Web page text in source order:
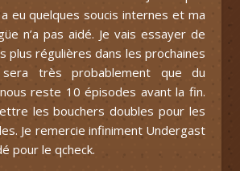
eu quelques soucis internes et ma
n’a pas aidé. Je vais essayer de
plus régulières dans les prochaines
sera très probablement que du
reste 10 épisodes avant la fin.
les bouchers doubles pour les
Je remercie infiniment Undergast
pour le qcheck.